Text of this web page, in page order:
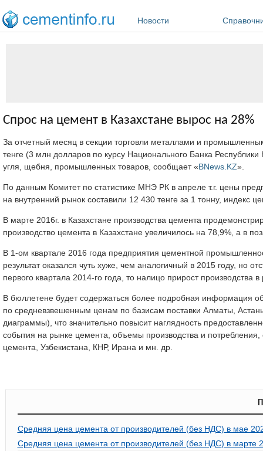
Новости
Спрос на цемент в Казахстане вырос на 28%
За отчетный месяц в секции торговли металлами и
тенге (3 млн долларов по курсу Национального Банка
угля, щебня, промышленных товаров, сообщает «BNews.KZ».
По данным Комитет по статистике МНЭ РК в апреле т.г. цены
на внутренний рынок составили 12 430 тенге за 1 тонну, индекс
В марте 2016г. в Казахстане производства цемента
производство цемента в Казахстане увеличилось на 78,9%, а в
В 1-ом квартале 2016 года предприятия цементной
результат оказался чуть хуже, чем аналогичный в 2015 году, но
первого квартала 2014-го года, то налицо прирост производства
В бюллетене будет содержаться более подробная информация
по средневзвешенным ценам по базисам поставки Алматы,
диаграммы), что значительно повысит наглядность
события на рынке цемента, объемы производства и
цемента, Узбекистана, КНР, Ирана и мн. др.
Средняя цена цемента от производителей (без НДС) в мае
Средняя цена цемента от производителей (без НДС) в марте